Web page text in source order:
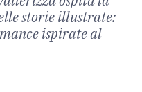
storie illustrate:
ispirate al